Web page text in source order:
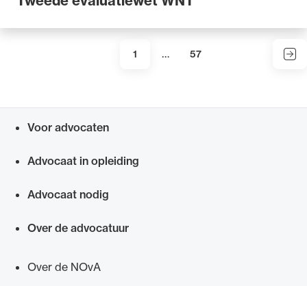
Huidige
1 …
Laatste
57
Voor advocaten
Advocaat in opleiding
Advocaat nodig
Over de advocatuur
Over de NOvA